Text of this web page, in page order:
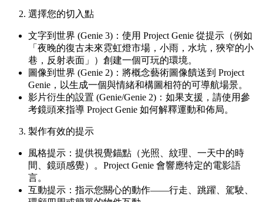
選擇您的切入點
文字到世界 (Genie 3)：使用 Project Genie 從提示（例如
「夜晚的復古未來霓虹燈市場，小雨，水坑，狹窄的小
巷，反射表面」）創建一個可玩的環境。
圖像到世界 (Genie 2)：將概念藝術圖像饋送到 Project
Genie，以生成一個與情緒和構圖相符的可導航場景。
影片衍生的設置 (Genie/Genie 2)：如果支援，請使用參
考鏡頭來指導 Project Genie 如何解釋運動和佈局。
製作有效的提示
風格提示：提供視覺錨點（光照、紋理、一天中的時
間、鏡頭感覺）。Project Genie 會響應特定的電影語
言。
互動提示：指示您關心的動作——行走、跳躍、駕駛、